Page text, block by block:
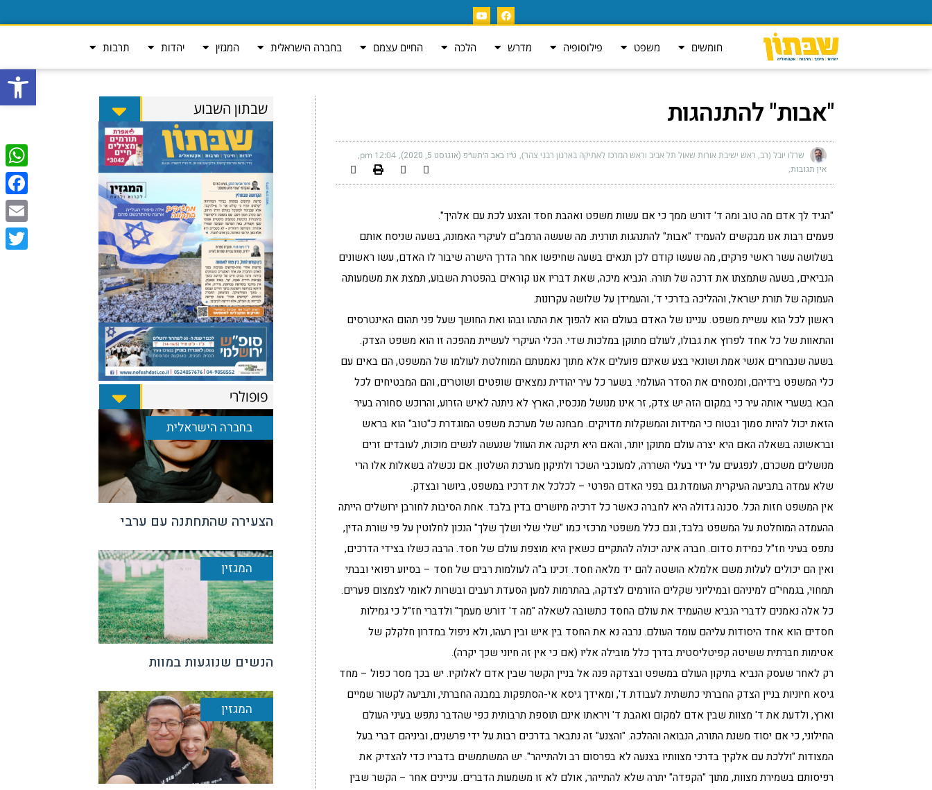
פתח
חומשים משפט פילוסופיה מדרש הלכה החיים עצמם בחברה הישראלית המגזין יהדות תרבות
"אבות" להתנהגות
שרלו יובל (רב, ראש ישיבת אורות שאול תל אביב וראש המרכז לאתיקה בארגון רבני צהר) ט״ו באב ה׳תש״פ (אוגוסט 5, 2020) 12:04 pm
אין תגובות
"הגיד לך אדם מה טוב ומה ד' דורש ממך כי אם עשות משפט ואהבת חסד והצנע לכת עם אלהיך".
פעמים רבות אנו מבקשים להעמיד "אבות" להתנהגות תורנית. מה שעשה הרמב"ם לעיקרי האמונה, בשעה שניסח אותם
בשלושה עשר ראשי פרקים, מה שעשו קודם לכן תנאים בשעה שחיפשו אחר הדרך הישרה שיבור לו האדם, עשו ראשונים
הנביאים, בשעה שתמצתו את דרכה של תורה. הנביא מיכה, שאת דבריו אנו קוראים בהפטרת השבוע, תמצת את משמעותה
העמוקה של תורת ישראל, וההליכה בדרכי ד', והעמידן על שלושה עקרונות.
ראשון לכל הוא עשיית משפט. עניינו של האדם בעולם הוא להפוך את התהו ובהו ואת החושך שעל פני תהום האינטרסים
והתאוות של כל אחד לפרוץ את גבולו, לעולם מתוקן במלכות שדי. הכלי העיקרי לעשיית מהפכה זו הוא משפט הצדק.
בשעה שנבחרים אנשי אמת ושונאי בצע שאינם פועלים אלא מתוך נאמנותם המוחלטת לעולמו של המשפט, הם באים עם
כלי המשפט בידיהם, ומנסחים את הסדר העולמי. בשער כל עיר יהודית נמצאים שופטים ושוטרים, והם המבטיחים לכל
הבא בשערי אותה עיר כי במקום הזה יש צדק, זר אינו מנושל מנכסיו, הארץ לא ניתנה לאיש הזרוע, והרוכש סחורה בעיר
הזאת יכול להיות סמוך ובטוח כי המידות והמשקלות מדויקים. מבחנה של מערכת משפט המוגדרת כ"טוב" הוא בראש
ובראשונה בשאלה האם היא יצרה עולם מתוקן יותר, והאם היא תיקנה את העוול שנעשה לנשים מוכות, לעובדים זרים
מנושלים משכרם, לנפגעים על ידי בעלי השררה, למעוכבי השכר ולתיקון מערכת השלטון. אם נכשלה בשאלות אלו הרי
שלא עמדה בתביעה העיקרית העומדת גם בפני האדם הפרטי – לכלכל את דרכיו במשפט, ביושר ובצדק.
אין המשפט חזות הכל. סכנה גדולה היא לחברה כאשר כל דרכיה מיושרים בדין בלבד. אחת הסיבות לחורבן ירושלים הייתה
ההעמדה המוחלטת על המשפט בלבד, וגם כלל משפטי מרכזי כמו "שלי שלי ושלך שלך" הנכון לחלוטין על פי שורת הדין,
נתפס בעיני חז"ל כמידת סדום. חברה אינה יכולה להתקיים כשאין היא מוצפת עולם של חסד. הרבה כשלו בצידי הדרכים,
ואין הם יכולים לעלות משם אלמלא הושטה להם יד מלאה חסד. זכינו ב"ה לעולמות רבים של חסד – בסיוע רפואי ובבתי
תמחוי, בגמחי"ם למיניהם ובמיליוני שקלים הזורמים לצדקה, בהתרמות למען הסעדת רעבים ובשרות לאומי לצמצום פערים.
כל אלה נאמנים לדברי הנביא שהעמיד את עולם החסד כתשובה לשאלה "מה ד' דורש מעמך" ולדברי חז"ל כי גמילות
חסדים הוא אחד היסודות עליהם עומד העולם. נרבה נא את החסד בין איש ובין רעהו, ולא ניפול במדרון חלקלק של
אטימות חברתית ששיטה קפיטליסטית בדרך כלל מובילה אליו (אם כי אין זה חיוני שכך יקרה).
רק לאחר שעסק הנביא בתיקון העולם במשפט ובצדקה פנה אל בניין הקשר שבין אדם לאלוקיו. יש בכך מסר כפול – מחד
גיסא חיוניות בניין הצדק החברתי כתשתית לעבודת ד', ומאידך גיסא אי-הסתפקות במבנה החברתי, ותביעה לקשור שמיים
וארץ, ולדעת את ד' מצוות שבין אדם למקום ואהבת ד' ויראתו אינם תוספת תרבותית כפי שהדבר נתפש בעיני העולם
החילוני, כי אם יסוד משנת התורה, הנבואה וההלכה. "והצנע" זה נתבאר בדרכים רבות על ידי פרשנים, וביניהם דברי בעל
המצודות "וללכת עם אלקיך בדרכי מצוותיו בצנעה לא בפרסום רב ולהתייהר". יש המשתמשים בדבריו כדי להצדיק את
רפיסותם בשמירת מצוות, מתוך "הקפדה" יתרה שלא להתייהר, אולם לא זו משמעות הדברים. עניינים אחר – הקשר שבין
שבתון השבוע
פופולרי
בחברה הישראלית
הצעירה שהתחתנה עם ערבי
המגזין
הנשים שנוגעות במוות
המגזין
Email